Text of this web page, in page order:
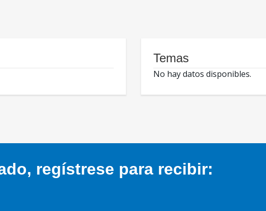
Temas
No hay datos disponibles.
regístrese para recibir: